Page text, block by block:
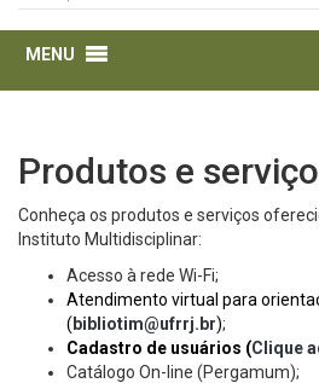
Produtos e
Conheça os produtos e serviços
Instituto Multidisciplinar:
Acesso à rede Wi-Fi;
Atendimento virtual para
( bibliotim@ufrrj.br);
Cadastro de usuários (Clique
Catálogo On-line (Pergamum);